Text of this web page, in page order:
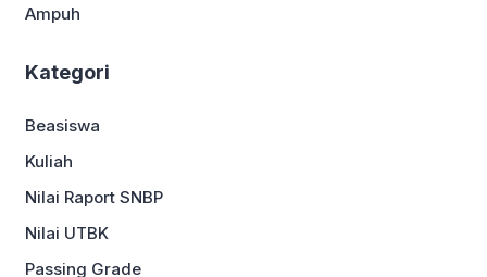
Ampuh
Kategori
Beasiswa
Kuliah
Nilai Raport SNBP
Nilai UTBK
Passing Grade